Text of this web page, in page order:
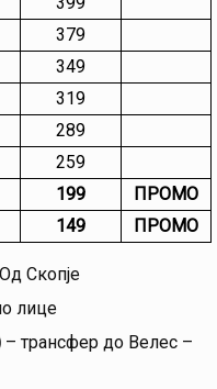
379
349
319
289
259
199
ПРОМО
149 ПРОМО
Скопје
лице
– трансфер до Велес –